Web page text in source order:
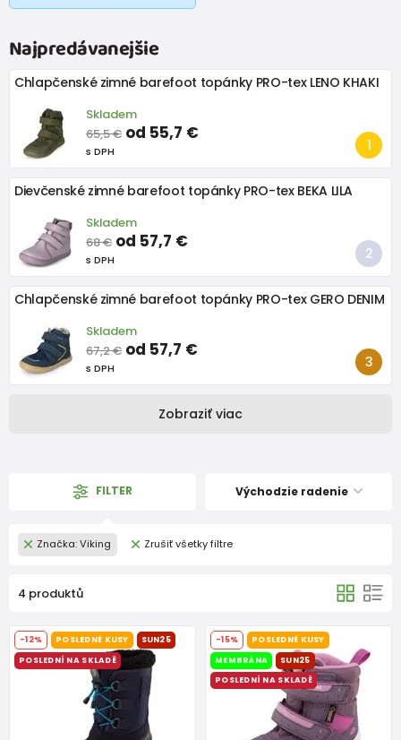
Najpredávanejšie
Chlapčenské zimné barefoot topánky PRO-tex LENO KHAKI
Skladem
65,5 € od 55,7 €
s DPH
Dievčenské zimné barefoot topánky PRO-tex BEKA LILA
Skladem
68 € od 57,7 €
s DPH
Chlapčenské zimné barefoot topánky PRO-tex GERO DENIM
Skladem
67,2 € od 57,7 €
s DPH
Zobraziť viac
FILTER Východzie radenie
Značka: Viking Zrušiť všetky filtre
4 produktů
-12% POSLEDNÉ KUSY
SUN25
POSLEDNÍ NA SKLADĚ
-15%
POSLEDNÉ KUSY
MEMBRÁNA
SUN25
POSLEDNÍ NA SKLADĚ